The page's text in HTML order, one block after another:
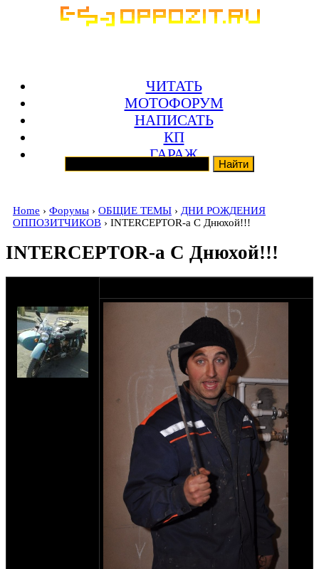
ЧИТАТЬ
МОТОФОРУМ
НАПИСАТЬ
КП
ГАРАЖ
Home › Форумы › ОБЩИЕ ТЕМЫ › ДНИ РОЖДЕНИЯ
ОППОЗИТЧИКОВ › INTERCEPTOR-а С Днюхой!!!
INTERCEPTOR-а С Днюхой!!!